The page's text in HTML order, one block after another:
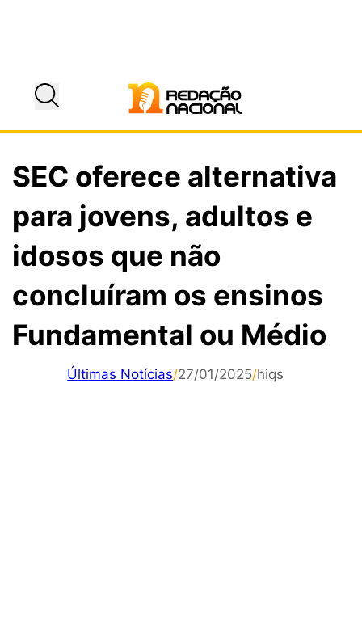
SEC oferece alternativa
para jovens, adultos e
idosos que não
concluíram os ensinos
Fundamental ou Médio
Últimas Notícias/27/01/2025/hiqs